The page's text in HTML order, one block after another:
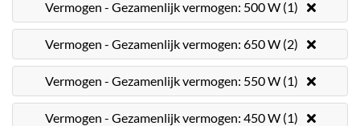
Vermogen - Gezamenlijk vermogen: 500 W (1)
Vermogen - Gezamenlijk vermogen: 650 W (2)
Vermogen - Gezamenlijk vermogen: 550 W (1)
Vermogen - Gezamenlijk vermogen: 450 W (1)